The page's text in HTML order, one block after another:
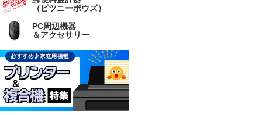
（ピツニーボウズ）
PC周辺機器
＆アクセサリー